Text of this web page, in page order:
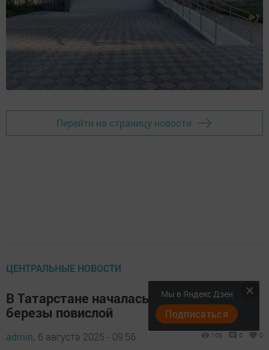
Перейти на страницу новости
ЦЕНТРАЛЬНЫЕ НОВОСТИ
В Татарстане началась заготовка семян
березы повислой
admin, 6 августа 2025 - 09:56 106 0 0
Мы в Яндекс Дзен
Подписаться